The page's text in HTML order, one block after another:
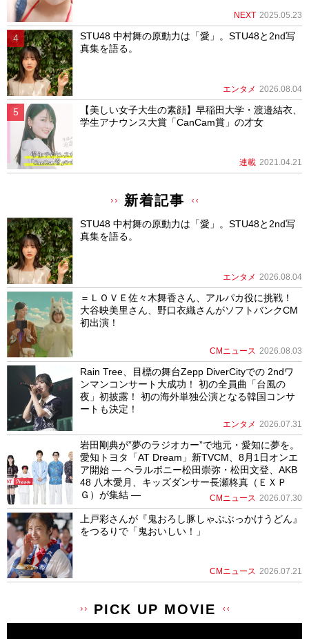
NEXT 2025.05.23
STU48 中村舞の原動力は「愛」。STU48と2nd写
真集を語る。
エンタメ 2026.08.04
【美しい女子大生の素顔】早稲田大学・渡邉結衣、
学生アナウンス大賞「CanCam賞」の才女
連載 2021.04.21
新着記事
STU48 中村舞の原動力は「愛」。STU48と2nd写
真集を語る。
エンタメ 2026.08.04
＝ＬＯＶＥ佐々木舞香さん、アルパカ役に挑戦！
大谷映美里さん、野口衣織さんがソフトバンクCM
初出演！
CMニュース 2026.08.03
Rain Tree、目標の舞台Zepp DiverCityでの 2ndワ
ンマンコンサート大成功！ 初の全員曲「台風の
夜」初披露！ 初の海外単独公演となる韓国コンサ
ートも決定！
エンタメ 2026.07.31
岩田剛典が”夢のラジオカー”で地元・愛知に夢を。
愛知トヨタ「AT Dream」新TVCM、8月1日オンエ
ア開始 ― ヘラルボニー松田崇弥・松田文登、AKB
48 八木愛月、キッズダンサー長瀬柊真（ＥＸＰ
Ｇ）が集結 ―
CMニュース 2026.07.30
上戸彩さんが『鬼おろし豚しゃぶぶっかけうどん』
をつるりで「鬼おいしい！」
CMニュース 2026.07.21
PICK UP MOVIE